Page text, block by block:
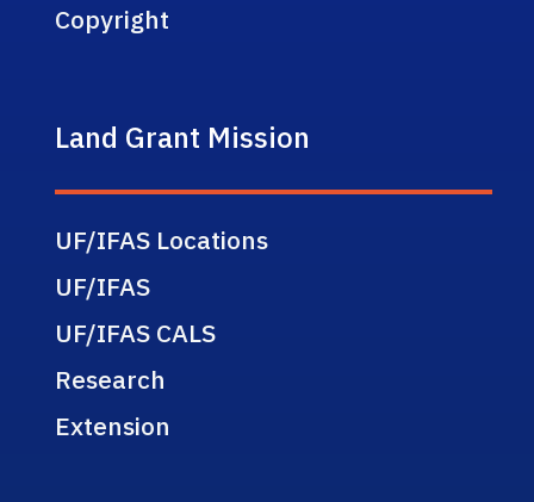
Copyright
Land Grant Mission
UF/IFAS Locations
UF/IFAS
UF/IFAS CALS
Research
Extension